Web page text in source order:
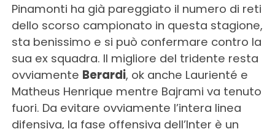
Pinamonti ha già pareggiato il numero di reti
dello scorso campionato in questa stagione,
sta benissimo e si può confermare contro la
sua ex squadra. Il migliore del tridente resta
ovviamente Berardi, ok anche Laurienté e
Matheus Henrique mentre Bajrami va tenuto
fuori. Da evitare ovviamente l’intera linea
difensiva, la fase offensiva dell’Inter è un